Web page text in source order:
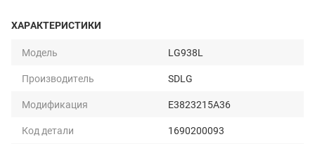
ХАРАКТЕРИСТИКИ
Модель
LG938L
Производитель
SDLG
Модификация
E3823215A36
Код детали
1690200093